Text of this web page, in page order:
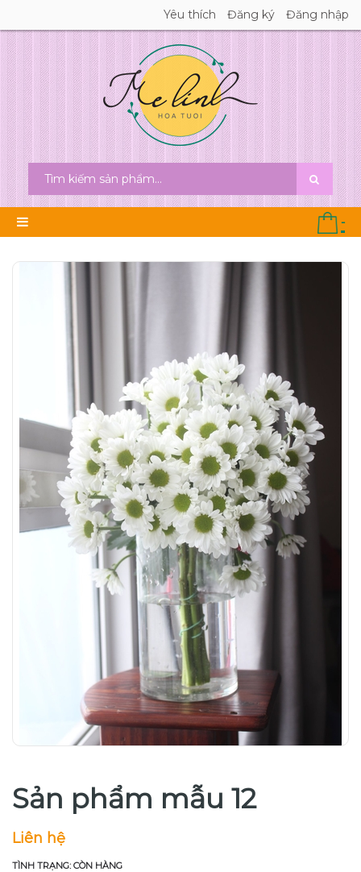
Yêu thích Đăng ký Đăng nhập
-
Sản phẩm mẫu 12
Liên hệ
TÌNH TRẠNG: CÒN HÀNG